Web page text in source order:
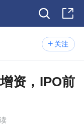
关注
资，IPO前